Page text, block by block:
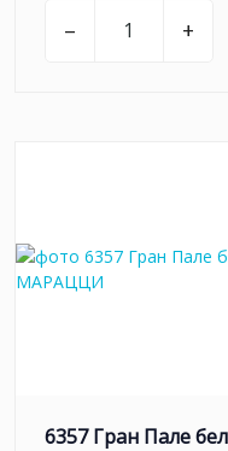
– +
6357 Гран Пале